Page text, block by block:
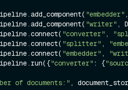
"embedder"
"writer" ,
"converter" ,
"splitter" ,
"embedder" ,
"converter" : {
of documents:"